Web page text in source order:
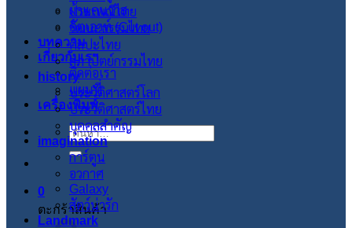
ผ้าแคนวาส
คัตเอาท์ (Cut out)
บทความ
เกี่ยวกับเรา
ติดต่อเรา
แผนที่
เครื่องพิมพ์
ค้นหา:
0
ตะกร้าสินค้า
ประเพณีไทย
วัฒนะธรรมไทย
ศิลปะไทย
สภาปัตย์กรรมไทย
history
ประวัติศาสตร์โลก
ประวัติศาสตร์ไทย
บุคคลสำคัญ
imagination
การ์ตูน
อวกาศ
Galaxy
สัตว์น่ารัก
Landmark